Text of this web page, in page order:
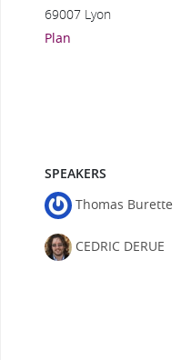
69007 Lyon
Plan
SPEAKERS
Thomas Burette
CEDRIC DERUE